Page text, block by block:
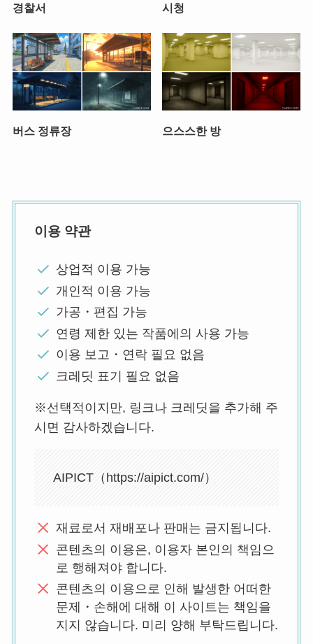
경찰서 시청
버스 정류장 으스스한 방
이용 약관
상업적 이용 가능
개인적 이용 가능
가공・편집 가능
연령 제한 있는 작품에의 사용 가능
이용 보고・연락 필요 없음
크레딧 표기 필요 없음
※선택적이지만, 링크나 크레딧을 추가해 주
시면 감사하겠습니다.
AIPICT（https://aipict.com/）
재료로서 재배포나 판매는 금지됩니다.
콘텐츠의 이용은, 이용자 본인의 책임으
로 행해져야 합니다.
콘텐츠의 이용으로 인해 발생한 어떠한
문제・손해에 대해 이 사이트는 책임을
지지 않습니다. 미리 양해 부탁드립니다.